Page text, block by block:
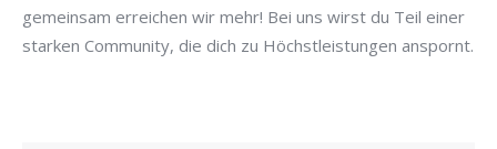
gemeinsam erreichen wir mehr! Bei uns wirst du Teil einer
starken Community, die dich zu Höchstleistungen anspornt.